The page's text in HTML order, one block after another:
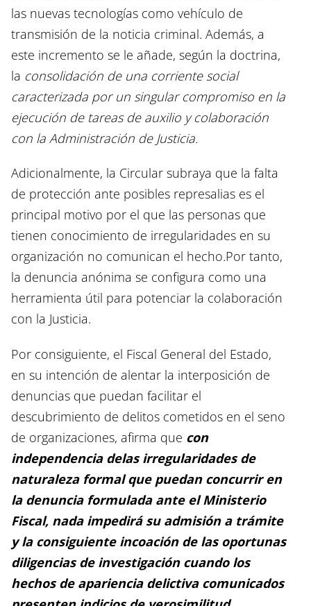
las nuevas tecnologías como vehículo de
transmisión de la noticia criminal. Además, a
este incremento se le añade, según la doctrina,
la consolidación de una corriente social
caracterizada por un singular compromiso en la
ejecución de tareas de auxilio y colaboración
con la Administración de Justicia.
Adicionalmente, la Circular subraya que la falta
de protección ante posibles represalias es el
principal motivo por el que las personas que
tienen conocimiento de irregularidades en su
organización no comunican el hecho.Por tanto,
la denuncia anónima se configura como una
herramienta útil para potenciar la colaboración
con la Justicia.
Por consiguiente, el Fiscal General del Estado,
en su intención de alentar la interposición de
denuncias que puedan facilitar el
descubrimiento de delitos cometidos en el seno
de organizaciones, afirma que con
independencia delas irregularidades de
naturaleza formal que puedan concurrir en
la denuncia formulada ante el Ministerio
Fiscal, nada impedirá su admisión a trámite
y la consiguiente incoación de las oportunas
diligencias de investigación cuando los
hechos de apariencia delictiva comunicados